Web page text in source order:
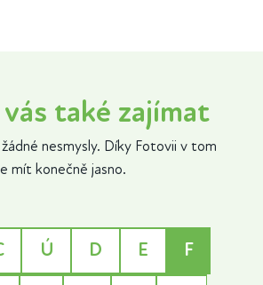
také zajímat
nesmysly. Díky Fotovii v tom
mít konečně jasno.
Ú D E F